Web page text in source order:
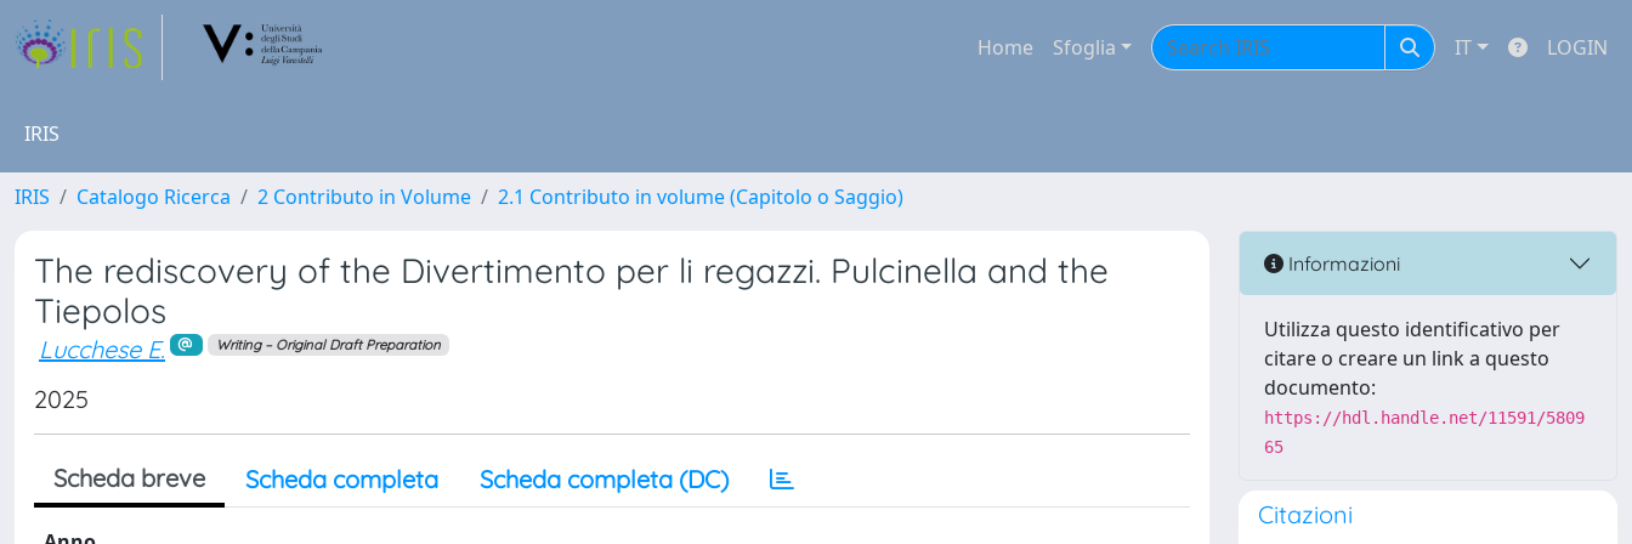
Home Sfoglia IT LOGIN
IRIS
IRIS Catalogo Ricerca 2 Contributo in Volume 2.1 Contributo in volume (Capitolo o Saggio)
The rediscovery of the Divertimento per li regazzi. Pulcinella and the
Tiepolos
Lucchese E. Writing – Original Draft Preparation
2025
Scheda breve Scheda completa Scheda completa (DC)
Informazioni
Utilizza questo identificativo per
citare o creare un link a questo
documento:
https://hdl.handle.net/11591/5809
65
Citazioni